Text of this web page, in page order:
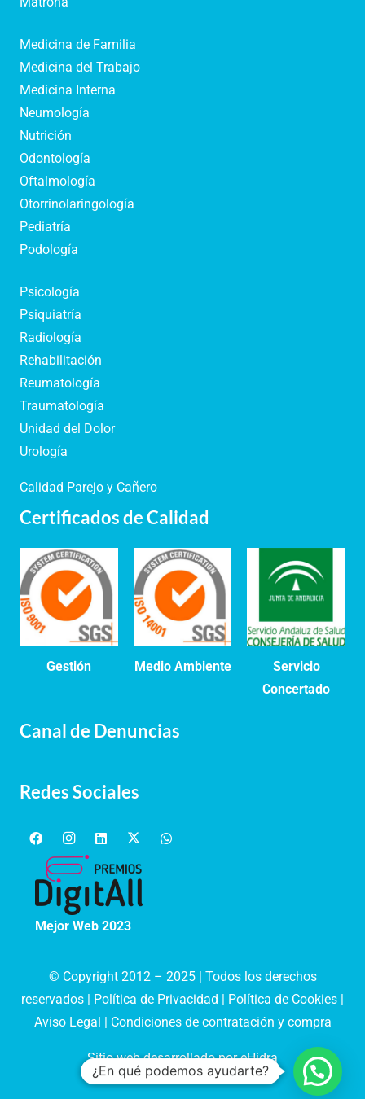
Medicina de Familia
Medicina del Trabajo
Medicina Interna
Neumología
Nutrición
Odontología
Oftalmología
Otorrinolaringología
Pediatría
Podología
Psicología
Psiquiatría
Radiología
Rehabilitación
Reumatología
Traumatología
Unidad del Dolor
Urología
Calidad Parejo y Cañero
Certificados de Calidad
Gestión Medio Ambiente
Servicio
Concertado
Canal de Denuncias
Redes Sociales
Mejor Web 2023
© Copyright 2012 – 2025 | Todos los derechos
reservados | Política de Privacidad | Política de Cookies |
Aviso Legal | Condiciones de contratación y compra
Sitio web desarrollado por eHidra
¿En qué podemos ayudarte?